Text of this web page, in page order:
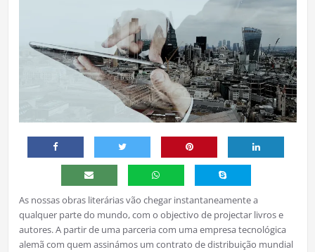
As nossas obras literárias vão chegar instantaneamente a
qualquer parte do mundo, com o objectivo de projectar livros e
autores. A partir de uma parceria com uma empresa tecnológica
alemã com quem assinámos um contrato de distribuição mundial